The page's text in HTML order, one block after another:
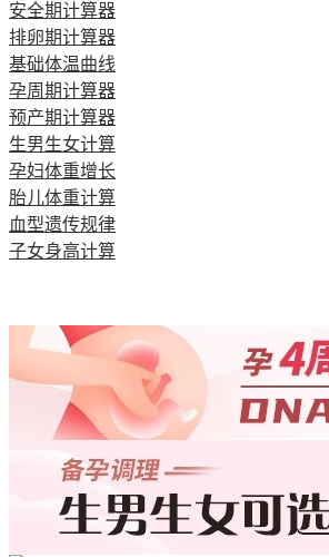
安全期计算器
排卵期计算器
基础体温曲线
孕周期计算器
预产期计算器
生男生女计算
孕妇体重增长
胎儿体重计算
血型遗传规律
子女身高计算